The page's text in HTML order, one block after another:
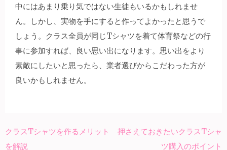
中にはあまり乗り気ではない生徒もいるかもしれませ
ん。しかし、実物を手にすると作ってよかったと思うで
しょう。クラス全員が同じTシャツを着て体育祭などの行
事に参加すれば、良い思い出になります。思い出をより
素敵にしたいと思ったら、業者選びからこだわった方が
良いかもしれません。
投
クラスTシャツを作るメリット
を解説
押さえておきたいクラスTシャ
ツ購入のポイント